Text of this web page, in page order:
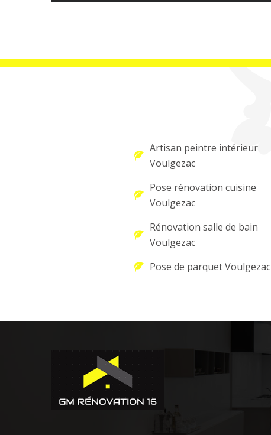
Artisan peintre intérieur
Voulgezac
Pose rénovation cuisine
Voulgezac
Rénovation salle de bain
Voulgezac
Pose de parquet Voulgezac